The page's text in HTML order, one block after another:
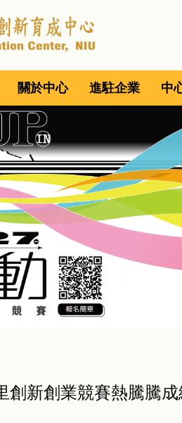
關於中心 進駐企業 中
創新創業競賽熱騰騰